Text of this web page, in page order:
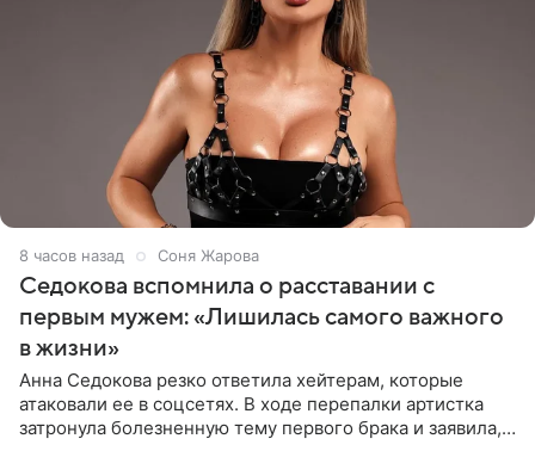
8 часов назад Соня Жарова
Седокова вспомнила о расставании с
первым мужем: «Лишилась самого важного
в жизни»
Анна Седокова резко ответила хейтерам, которые
атаковали ее в соцсетях. В ходе перепалки артистка
затронула болезненную тему первого брака и заявила,